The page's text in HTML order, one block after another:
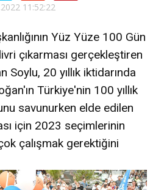
11:52:22
Yüz Yüze 100 Gün
çıkarması gerçekleştiren
Soylu, 20 yıllık iktidarında
Türkiye'nin 100 yıllık
savunurken elde edilen
için 2023 seçimlerinin
çalışmak gerektiğini